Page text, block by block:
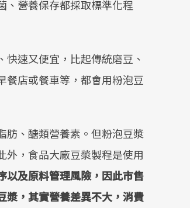
、營養保存都採取標準化程
速又便宜，比起傳統磨豆、
餐店或餐車等，都會用粉泡豆
肪、醣類營養素。但粉泡豆漿
外，食品大廠豆漿製程是使用
以及原料管理風險，因此市售
漿，其實營養差異不大，消費